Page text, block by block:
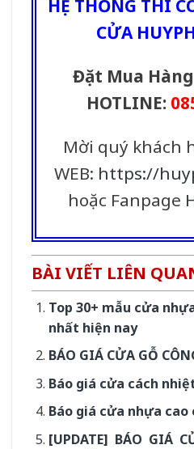
HỆ THỐNG THI
CỬA
Đặt Mua
HOTLINE:
Mời quý khách
WEB: https://
hoặc Fanpage
BÀI VIẾT LIÊN
Top 30+ mẫu cửa
nhất hiện nay
BÁO GIÁ CỬA GỖ
Báo giá cửa cách
Báo giá cửa nhựa cao
[UPDATE] BÁO GIÁ